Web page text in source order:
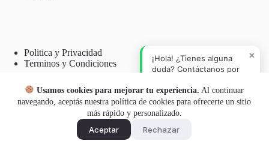
Usamos cookies para mejorar tu experiencia. Al continuar
navegando, aceptás nuestra política de cookies para ofrecerte un sitio
más rápido y personalizado.
Aceptar Rechazar
Politica y Privacidad
Terminos y Condiciones
Botón Arrepentimiento
Copyright © 2026 - Boutique del Automovil SRL- Todos los
×
¡Hola! ¿Tienes alguna
duda? Contáctanos por